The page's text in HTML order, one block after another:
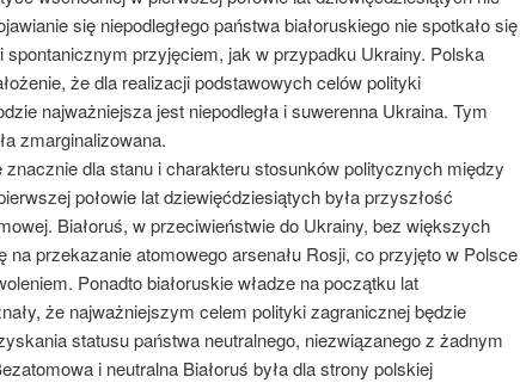
się niepodległego państwa białoruskiego nie spotkało się
przyjęciem, jak w przypadku Ukrainy. Polska
że dla realizacji podstawowych celów polityki
najważniejsza jest niepodległa i suwerenna Ukraina. Tym
zmarginalizowana.
znacznie dla stanu i charakteru stosunków politycznych między
połowie lat dziewięćdziesiątych była przyszłość
Białoruś, w przeciwieństwie do Ukrainy, bez większych
na przekazanie atomowego arsenału Rosji, co przyjęto w Polsce
Ponadto białoruskie władze na początku lat
że najważniejszym celem polityki zagranicznej będzie
statusu państwa neutralnego, niezwiązanego z żadnym
i neutralna Białoruś była dla strony polskiej